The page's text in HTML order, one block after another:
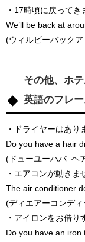
・17時頃に戻ってき
We’ll be back at
(ウィルビーバック
その他、ホ
英語のフレ
・ドライヤーはあり
Do you have a hair
(ドューユーハバ ヘ
・エアコンが動きま
The air conditioner
(ディエアーコンディ
・アイロンをお借り
Do you have an iron